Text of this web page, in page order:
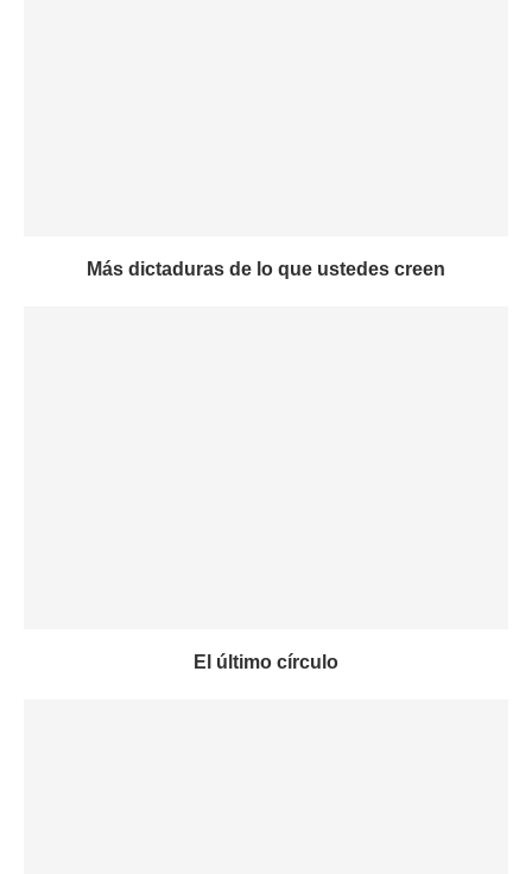
Más dictaduras de lo que ustedes creen
El último círculo